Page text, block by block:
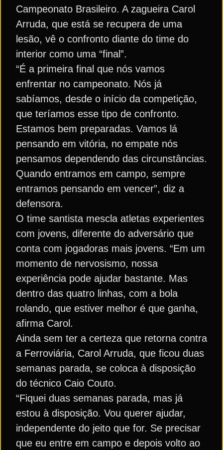
Campeonato Brasileiro. A zagueira Carol
Arruda, que está se recupera de uma
lesão, vê o confronto diante do time do
interior como uma “final”.
“É a primeira final que nós vamos
enfrentar no campeonato. Nós já
sabíamos, desde o início da competição,
que teríamos esse tipo de confronto.
Estamos bem preparadas. Vamos lá
pensando em vitória, no empate nós
pensamos dependendo das circunstâncias.
Quando entramos em campo, sempre
entramos pensando em vencer”, diz a
defensora.
O time santista mescla atletas experientes
com jovens, diferente do adversário que
conta com jogadoras mais jovens. “Em um
momento de nervosismo, nossa
experiência pode ajudar bastante. Mas
dentro das quatro linhas, com a bola
rolando, que estiver melhor é que ganha,
afirma Carol.
Ainda sem ter a certeza que retorna contra
a Ferroviária, Carol Arruda, que ficou duas
semanas parada, se coloca à disposição
do técnico Caio Couto.
“Fiquei duas semanas parada, mas já
estou à disposição. Vou querer ajudar,
independente do jeito que for. Se precisar
que eu entre em campo e depois volto ao